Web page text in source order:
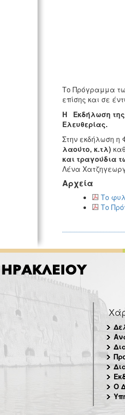
Το Πρόγραμμα
επίσης και σε
Η Εκδήλωση της
Ελευθερίας.
Στην εκδήλωση η
λαούτο, κ.τλ)
και τραγούδια
Λένα
Αρχεία
Το
Το
Ο